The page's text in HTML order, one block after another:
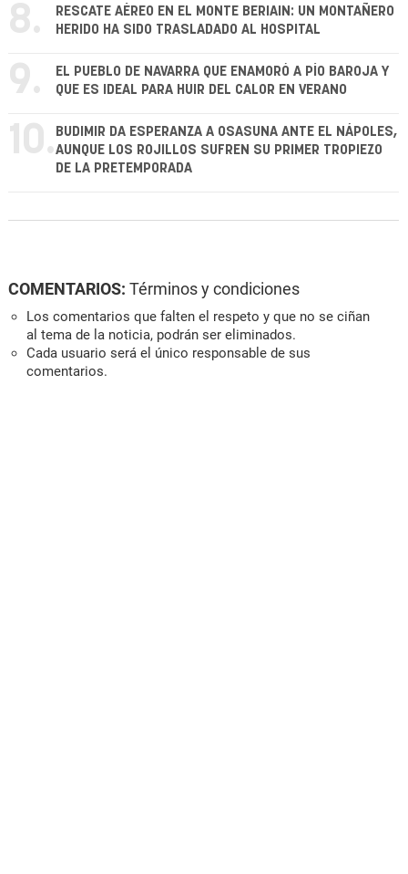
8.
RESCATE AÉREO EN EL MONTE BERIAIN: UN MONTAÑERO
HERIDO HA SIDO TRASLADADO AL HOSPITAL
9.
EL PUEBLO DE NAVARRA QUE ENAMORÓ A PÍO BAROJA Y
QUE ES IDEAL PARA HUIR DEL CALOR EN VERANO
10. BUDIMIR DA ESPERANZA A OSASUNA ANTE EL NÁPOLES,
AUNQUE LOS ROJILLOS SUFREN SU PRIMER TROPIEZO
DE LA PRETEMPORADA
COMENTARIOS: Términos y condiciones
Los comentarios que falten el respeto y que no se ciñan
al tema de la noticia, podrán ser eliminados.
Cada usuario será el único responsable de sus
comentarios.